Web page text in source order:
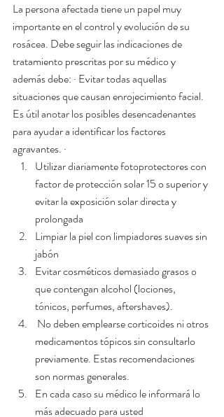
La persona afectada tiene un papel muy
importante en el control y evolución de su
rosácea. Debe seguir las indicaciones de
tratamiento prescritas por su médico y
además debe: · Evitar todas aquellas
situaciones que causan enrojecimiento facial.
Es útil anotar los posibles desencadenantes
para ayudar a identificar los factores
agravantes. ·
Utilizar diariamente fotoprotectores con
factor de protección solar 15 o superior y
evitar la exposición solar directa y
prolongada
Limpiar la piel con limpiadores suaves sin
jabón
Evitar cosméticos demasiado grasos o
que contengan alcohol (lociones,
tónicos, perfumes, aftershaves).
medicamentos tópicos sin consultarlo
previamente. Estas recomendaciones
son normas generales.
En cada caso su médico le informará lo
más adecuado para usted